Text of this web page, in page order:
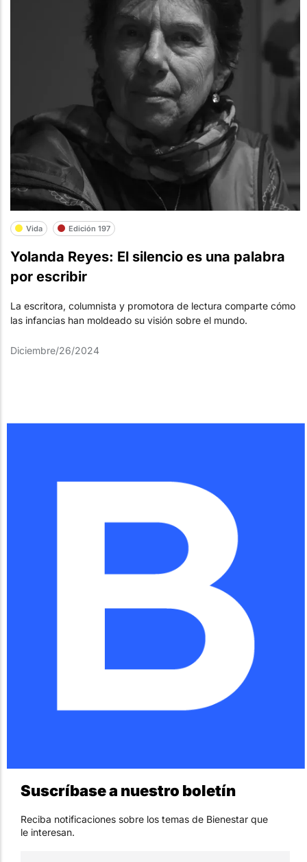
Vida Edición 197
Yolanda Reyes: El silencio es una palabra
por escribir
La escritora, columnista y promotora de lectura comparte cómo
las infancias han moldeado su visión sobre el mundo.
Diciembre/26/2024
Suscríbase a nuestro boletín
Reciba notificaciones sobre los temas de Bienestar que
le interesan.